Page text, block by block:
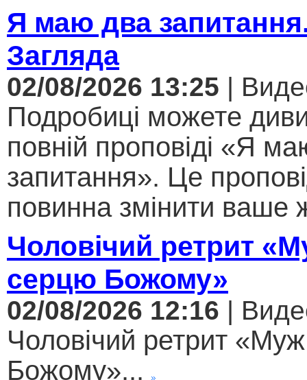
Я маю два
Загляда
02/08/2026 13:25 |
Подробиці можете
повній проповіді «Я
запитання». Це
повинна змінити ваше
Чоловічий ретрит
серцю Божому»
02/08/2026 12:16 |
Чоловічий ретрит
Божому»...